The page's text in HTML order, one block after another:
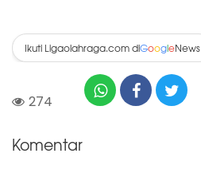
Ikuti Ligaolahraga.com diGoogleNews
274
Komentar